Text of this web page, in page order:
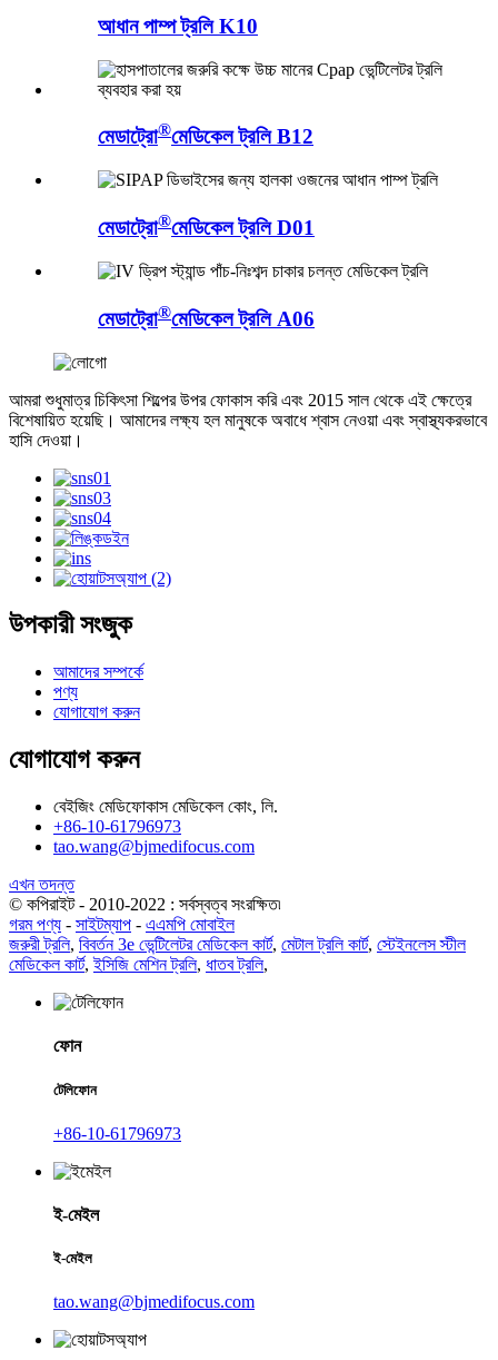
আধান পাম্প ট্রলি K10
মেডাট্রো®মেডিকেল ট্রলি B12
মেডাট্রো®মেডিকেল ট্রলি D01
মেডাট্রো®মেডিকেল ট্রলি A06
আমরা শুধুমাত্র চিকিৎসা শিল্পের উপর ফোকাস করি এবং 2015 সাল থেকে এই ক্ষেত্রে
বিশেষায়িত হয়েছি। আমাদের লক্ষ্য হল মানুষকে অবাধে শ্বাস নেওয়া এবং স্বাস্থ্যকরভাবে
হাসি দেওয়া।
উপকারী সংজুক
আমাদের সম্পর্কে
পণ্য
যোগাযোগ করুন
যোগাযোগ করুন
বেইজিং মেডিফোকাস মেডিকেল কোং, লি.
+86-10-61796973
tao.wang@bjmedifocus.com
এখন তদন্ত
© কপিরাইট - 2010-2022 : সর্বস্বত্ব সংরক্ষিত৷
গরম পণ্য - সাইটম্যাপ - এএমপি মোবাইল
জরুরী ট্রলি, বিবর্তন 3e ভেন্টিলেটর মেডিকেল কার্ট, মেটাল ট্রলি কার্ট, স্টেইনলেস স্টীল
মেডিকেল কার্ট,ইসিজি মেশিন ট্রলি, ধাতব ট্রলি,
ফোন
টেলিফোন
+86-10-61796973
ই-মেইল
ই-মেইল
tao.wang@bjmedifocus.com